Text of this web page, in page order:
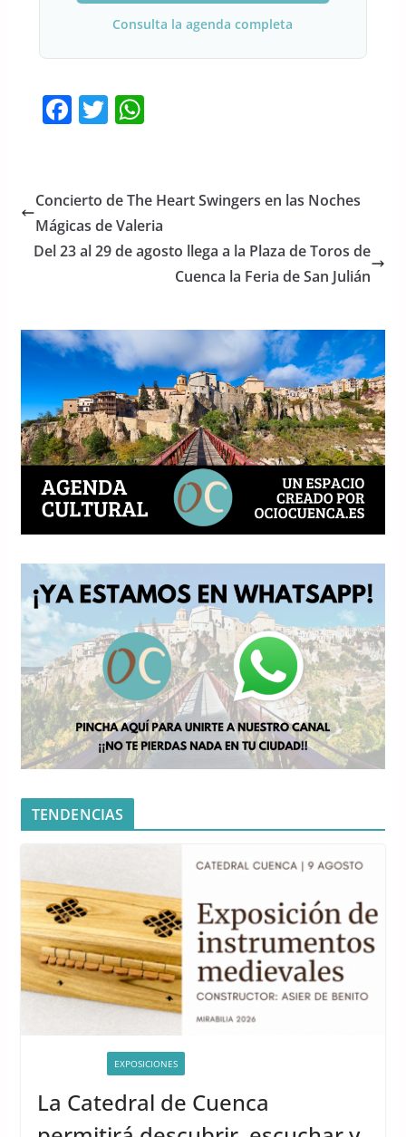
Consulta la agenda completa
F
e
b
o
T
er
W
s
A
p
Concierto de The Heart Swingers en las Noches
Mágicas de Valeria
Del 23 al 29 de agosto llega a la Plaza de Toros de
Cuenca la Feria de San Julián
TENDENCIAS
EXPOSICIONES
La Catedral de Cuenca